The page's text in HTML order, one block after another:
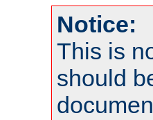
Notice:
This is
should